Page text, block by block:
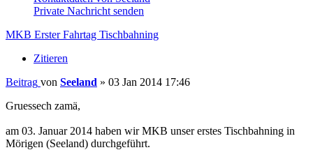
Private Nachricht senden
MKB Erster Fahrtag Tischbahning
Zitieren
Beitrag von Seeland » 03 Jan 2014 17:46
Gruessech zamä,
am 03. Januar 2014 haben wir MKB unser erstes Tischbahning in
Mörigen (Seeland) durchgeführt.